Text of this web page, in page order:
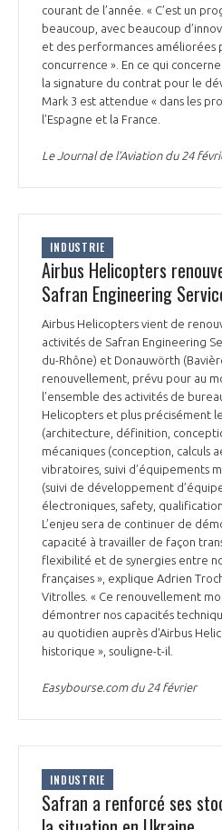
courant de l’année. « C’est un
beaucoup, avec beaucoup
et des performances améliorées
concurrence ». En ce qui
la signature du contrat pour le
Mark 3 est attendue « dans les
l’Espagne et la France.
Le Journal de l’Aviation du 24
INDUSTRIE
Airbus Helicopters
Safran Engineering
Airbus Helicopters vient de
activités de Safran Engineering
du-Rhône) et Donauwörth
renouvellement, prévu pour au
l’ensemble des activités de
Helicopters et plus précisément
(architecture, définition,
mécaniques (conception, calculs
vibratoires, suivi d’équipements
(suivi de développement
électroniques, safety,
L’enjeu sera de continuer de
capacité à travailler de façon
flexibilité et de synergies entre
françaises », explique Adrien
Vitrolles. « Ce renouvellement
démontrer nos capacités
au quotidien auprès d'Airbus
historique », souligne-t-il.
Easybourse.com du 24 février
INDUSTRIE
Safran a renforcé ses